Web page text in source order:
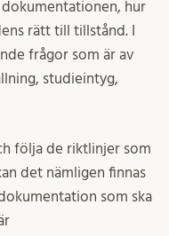
hur
rätt till tillstånd. I
frågor som är av
studieintyg,
följa de riktlinjer som
det nämligen finnas
som ska